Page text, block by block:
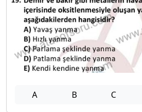
A B C